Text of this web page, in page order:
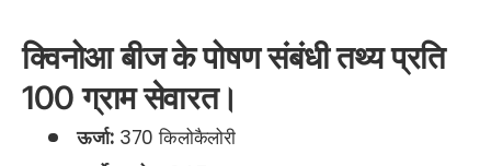
क्विनोआ बीज के पोषण संबंधी तथ्य प्रति
100 ग्राम सेवारत।
ऊर्जा: 370 किलोकैलोरी